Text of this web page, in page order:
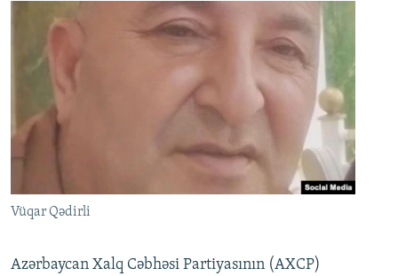
Vüqar Qədirli
Azərbaycan Xalq Cəbhəsi Partiyasının (AXCP)